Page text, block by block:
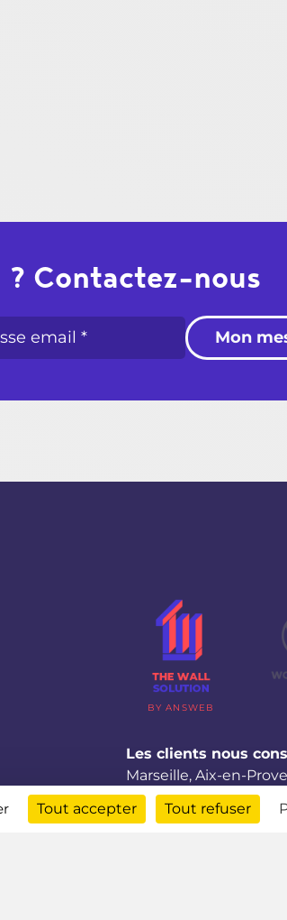
Contactez-nous
Mon
BY ANSWEB
Les clients nous
Marseille, Aix-en-
Tout accepter Tout refuser